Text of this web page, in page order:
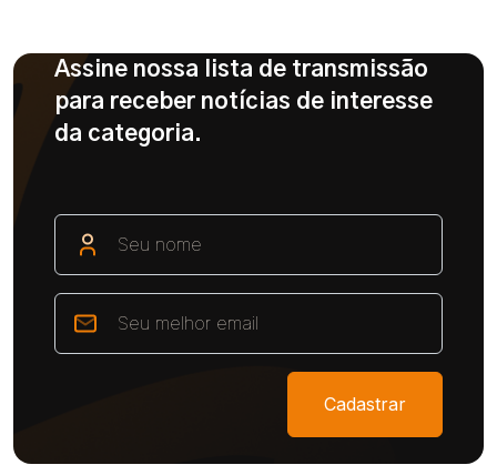
Assine nossa lista de transmissão
para receber notícias de interesse
da categoria.
Cadastrar